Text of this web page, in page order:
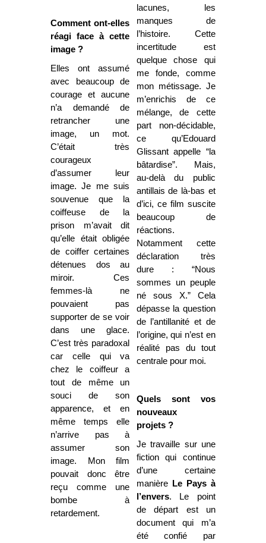
Comment ont-elles
réagi face à cette
image ?
Elles ont assumé
avec beaucoup de
courage et aucune
n’a demandé de
retrancher une
image, un mot.
C’était très
courageux
d’assumer leur
image. Je me suis
souvenue que la
coiffeuse de la
prison m’avait dit
qu’elle était obligée
de coiffer certaines
détenues dos au
miroir. Ces
femmes-là ne
pouvaient pas
supporter de se voir
dans une glace.
C’est très paradoxal
car celle qui va
chez le coiffeur a
tout de même un
souci de son
apparence, et en
même temps elle
n’arrive pas à
assumer son
image. Mon film
pouvait donc être
reçu comme une
bombe à
retardement.
lacunes, les
manques de
l’histoire. Cette
incertitude est
quelque chose qui
me fonde, comme
mon métissage. Je
m’enrichis de ce
mélange, de cette
part non-décidable,
ce qu’Edouard
Glissant appelle “la
bâtardise”. Mais,
au-delà du public
antillais de là-bas et
d’ici, ce film suscite
beaucoup de
réactions.
Notamment cette
déclaration très
dure : “Nous
sommes un peuple
né sous X.” Cela
dépasse la question
de l’antillanité et de
l’origine, qui n’est en
réalité pas du tout
centrale pour moi.
Quels sont vos
nouveaux
projets ?
Je travaille sur une
fiction qui continue
d’une certaine
manière
Le Pays à
l’envers. Le point
de départ est un
document qui m’a
été confié par